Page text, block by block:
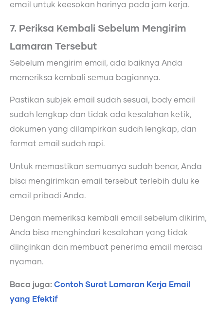
email untuk keesokan harinya pada jam kerja.
7. Periksa Kembali Sebelum Mengirim
Lamaran Tersebut
Sebelum mengirim email, ada baiknya Anda
memeriksa kembali semua bagiannya.
Pastikan subjek email sudah sesuai, body email
sudah lengkap dan tidak ada kesalahan ketik,
dokumen yang dilampirkan sudah lengkap, dan
format email sudah rapi.
Untuk memastikan semuanya sudah benar, Anda
bisa mengirimkan email tersebut terlebih dulu ke
email pribadi Anda.
Dengan memeriksa kembali email sebelum dikirim,
Anda bisa menghindari kesalahan yang tidak
diinginkan dan membuat penerima email merasa
nyaman.
Baca juga: Contoh Surat Lamaran Kerja Email
yang Efektif